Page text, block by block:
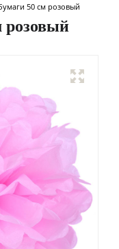
50 см розовый
розовый